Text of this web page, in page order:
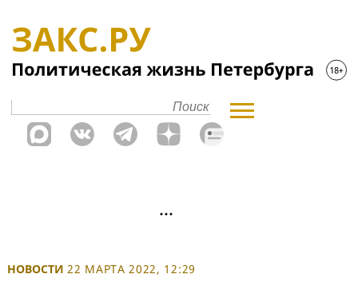
НОВОСТИ 22 МАРТА 2022, 12:29